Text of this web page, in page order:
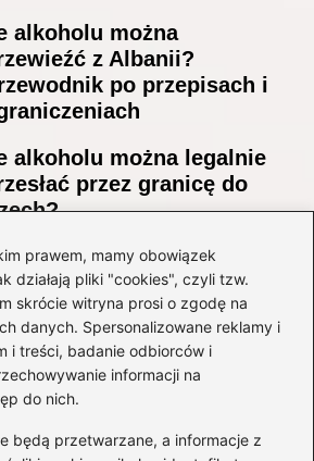
prawem, mamy obowiązek
działają pliki "cookies", czyli tzw.
skrócie witryna prosi o zgodę na
danych. Spersonalizowane reklamy i
i treści, badanie odbiorców i
informacji na
do nich.
będą przetwarzane, a informacje z
alkoholu można
z Albanii?
po przepisach i
alkoholu można legalnie
przez granicę do
wygodnie dotrzeć z
Marco Polo do
Poradnik krok po
Kategorie